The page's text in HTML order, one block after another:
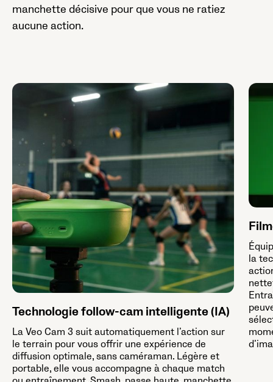
manchette décisive pour que vous ne ratiez
aucune action.
Technologie follow-cam intelligente (IA)
La Veo Cam 3 suit automatiquement l’action sur
le terrain pour vous offrir une expérience de
diffusion optimale, sans caméraman. Légère et
portable, elle vous accompagne à chaque match
la